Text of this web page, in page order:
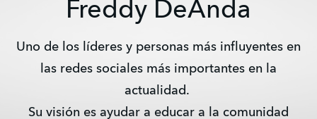
Freddy DeAnda
Uno de los líderes y personas más influyentes en
las redes sociales más importantes en la
actualidad.
Su visión es ayudar a educar a la comunidad